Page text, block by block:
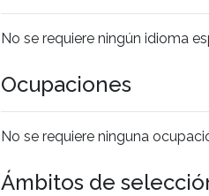
No se requiere ningún idioma
Ocupaciones
No se requiere ninguna
Ámbitos de